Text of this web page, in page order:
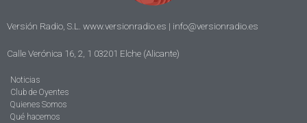
Versión Radio, S.L. www.versionradio.es | info@versionradio.es
Calle Verónica 16, 2, 1 03201 Elche (Alicante)
Noticias
Club de Oyentes
Quienes Somos
Qué hacemos